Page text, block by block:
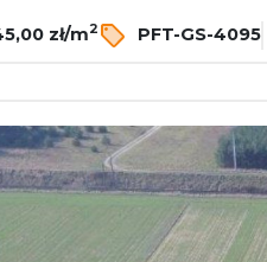
zł/m2 PFT-GS-4095